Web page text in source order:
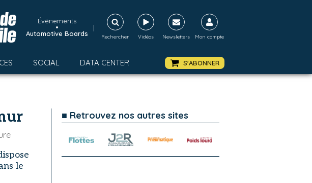
Événements
•
Automotive Boards
|
Rechercher Vidéos Newsletters Mon compte
SOCIAL DATA CENTER S'ABONNER
le
■ Retrouvez nos autres sites